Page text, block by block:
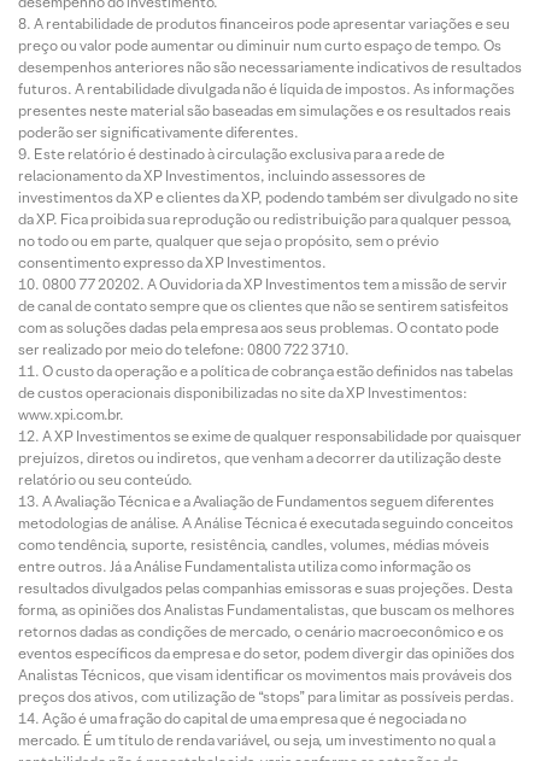
A rentabilidade de produtos financeiros pode apresentar variações e seu
preço ou valor pode aumentar ou diminuir num curto espaço de tempo. Os
desempenhos anteriores não são necessariamente indicativos de resultados
futuros. A rentabilidade divulgada não é líquida de impostos. As informações
presentes neste material são baseadas em simulações e os resultados reais
poderão ser significativamente diferentes.
Este relatório é destinado à circulação exclusiva para a rede de
relacionamento da XP Investimentos, incluindo assessores de
investimentos da XP e clientes da XP, podendo também ser divulgado no site
da XP. Fica proibida sua reprodução ou redistribuição para qualquer pessoa,
no todo ou em parte, qualquer que seja o propósito, sem o prévio
consentimento expresso da XP Investimentos.
0800 77 20202. A Ouvidoria da XP Investimentos tem a missão de servir
de canal de contato sempre que os clientes que não se sentirem satisfeitos
com as soluções dadas pela empresa aos seus problemas. O contato pode
ser realizado por meio do telefone: 0800 722 3710.
O custo da operação e a política de cobrança estão definidos nas tabelas
de custos operacionais disponibilizadas no site da XP Investimentos:
www.xpi.com.br.
A XP Investimentos se exime de qualquer responsabilidade por quaisquer
prejuízos, diretos ou indiretos, que venham a decorrer da utilização deste
relatório ou seu conteúdo.
A Avaliação Técnica e a Avaliação de Fundamentos seguem diferentes
metodologias de análise. A Análise Técnica é executada seguindo conceitos
como tendência, suporte, resistência, candles, volumes, médias móveis
entre outros. Já a Análise Fundamentalista utiliza como informação os
resultados divulgados pelas companhias emissoras e suas projeções. Desta
forma, as opiniões dos Analistas Fundamentalistas, que buscam os melhores
retornos dadas as condições de mercado, o cenário macroeconômico e os
eventos específicos da empresa e do setor, podem divergir das opiniões dos
Analistas Técnicos, que visam identificar os movimentos mais prováveis dos
preços dos ativos, com utilização de “stops” para limitar as possíveis perdas.
Ação é uma fração do capital de uma empresa que é negociada no
mercado. É um título de renda variável, ou seja, um investimento no qual a